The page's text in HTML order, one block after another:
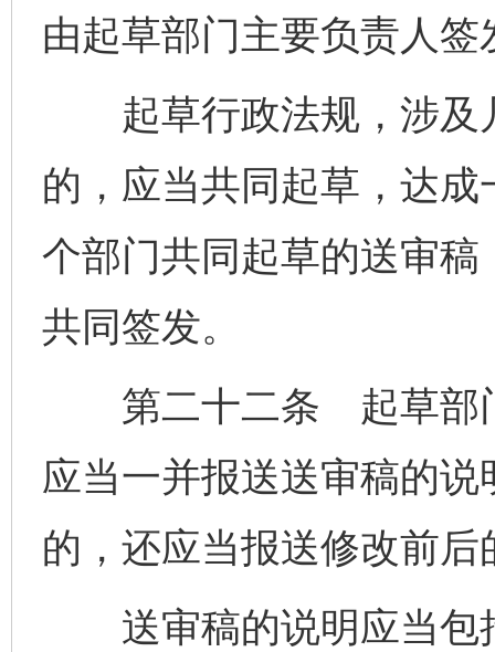
由起草部门主要负责人签
起草行政法规，涉及
的，应当共同起草，达
个部门共同起草的送审
共同签发。
第二十二条 起草部门
应当一并报送送审稿的
的，还应当报送修改前后
送审稿的说明应当包